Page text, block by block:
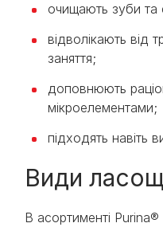
очищають зуби та
відволікають від
заняття;
доповнюють
мікроелементами;
підходять навіть
Види
В асортименті